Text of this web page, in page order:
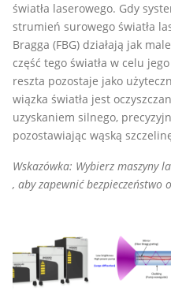
światła laserowego. Gdy
strumień surowego światła
Bragga (FBG) działają jak
część tego światła w celu
reszta pozostaje jako
wiązka światła jest
uzyskaniem silnego,
pozostawiając wąską
Wskazówka: Wybierz maszyny
, aby zapewnić bezpieczeństwo